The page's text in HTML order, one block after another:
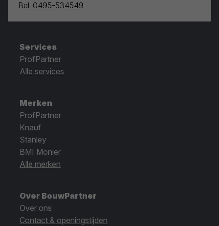
Bel: 0495-534549
Services
ProfPartner
Alle services
Merken
ProfPartner
Knauf
Stanley
BMI Monier
Alle merken
Over BouwPartner
Over ons
Contact & openingstijden